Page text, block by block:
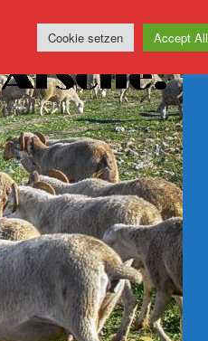
Cookie setzen Accept All